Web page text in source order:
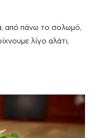
από πάνω το σολωμό,
λίγο αλάτι,